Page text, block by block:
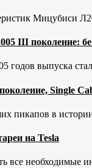
Мицубиси
III поколение:
годов выпуска
Single
пикапов в
на Tesla
все необходимые